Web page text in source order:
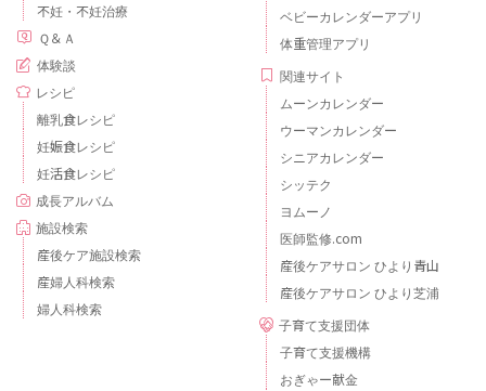
不妊・不妊治療
Ｑ＆Ａ
体験談
レシピ
離乳食レシピ
妊娠食レシピ
妊活食レシピ
成長アルバム
施設検索
産後ケア施設検索
産婦人科検索
婦人科検索
ベビーカレンダーアプリ
体重管理アプリ
関連サイト
ムーンカレンダー
ウーマンカレンダー
シニアカレンダー
シッテク
ヨムーノ
医師監修.com
産後ケアサロン ひより青山
産後ケアサロン ひより芝浦
子育て支援団体
子育て支援機構
おぎゃー献金